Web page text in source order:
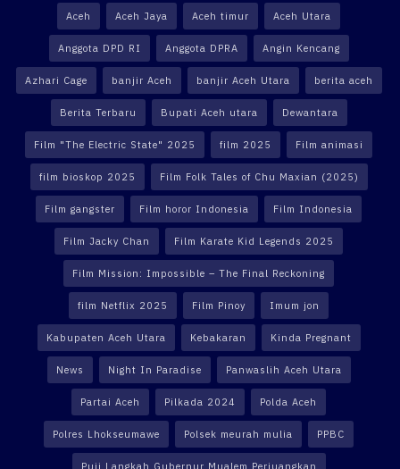
Aceh Aceh Jaya Aceh timur Aceh Utara
Anggota DPD RI Anggota DPRA Angin Kencang
Azhari Cage banjir Aceh banjir Aceh Utara berita aceh
Berita Terbaru Bupati Aceh utara Dewantara
Film "The Electric State" 2025 film 2025 Film animasi
film bioskop 2025 Film Folk Tales of Chu Maxian (2025)
Film gangster Film horor Indonesia Film Indonesia
Film Jacky Chan Film Karate Kid Legends 2025
Film Mission: Impossible – The Final Reckoning
film Netflix 2025 Film Pinoy Imum jon
Kabupaten Aceh Utara Kebakaran Kinda Pregnant
News Night In Paradise Panwaslih Aceh Utara
Partai Aceh Pilkada 2024 Polda Aceh
Polres Lhokseumawe Polsek meurah mulia PPBC
Puji Langkah Gubernur Mualem Perjuangkan